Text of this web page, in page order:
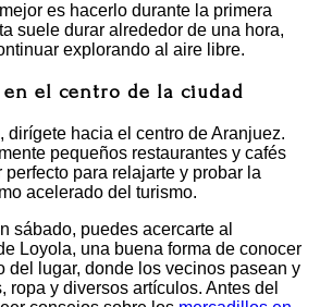
es hacerlo durante la primera
suele durar alrededor de una hora,
explorando al aire libre.
en el centro de la ciudad
dirígete hacia el centro de Aranjuez.
pequeños restaurantes y cafés
para relajarte y probar la
acelerado del turismo.
sábado, puedes acercarte al
Loyola, una buena forma de conocer
del lugar, donde los vecinos pasean y
ropa y diversos artículos. Antes del